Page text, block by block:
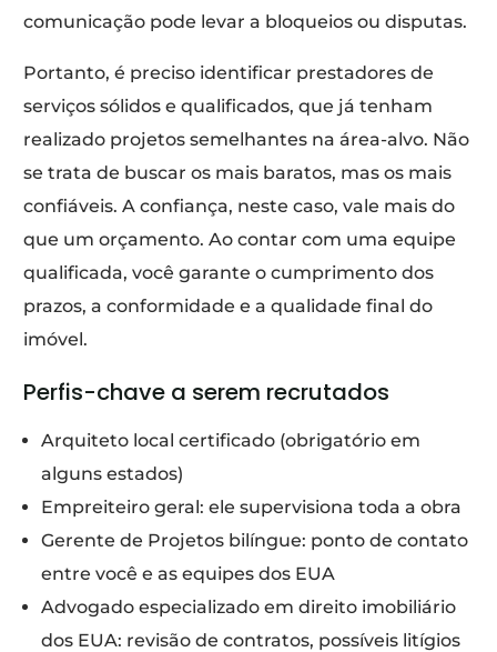
comunicação pode levar a bloqueios ou disputas.
Portanto, é preciso identificar prestadores de
serviços sólidos e qualificados, que já tenham
realizado projetos semelhantes na área-alvo. Não
se trata de buscar os mais baratos, mas os mais
confiáveis. A confiança, neste caso, vale mais do
que um orçamento. Ao contar com uma equipe
qualificada, você garante o cumprimento dos
prazos, a conformidade e a qualidade final do
imóvel.
Perfis-chave a serem recrutados
Arquiteto local certificado (obrigatório em
alguns estados)
Empreiteiro geral: ele supervisiona toda a obra
Gerente de Projetos bilíngue: ponto de contato
entre você e as equipes dos EUA
Advogado especializado em direito imobiliário
dos EUA: revisão de contratos, possíveis litígios